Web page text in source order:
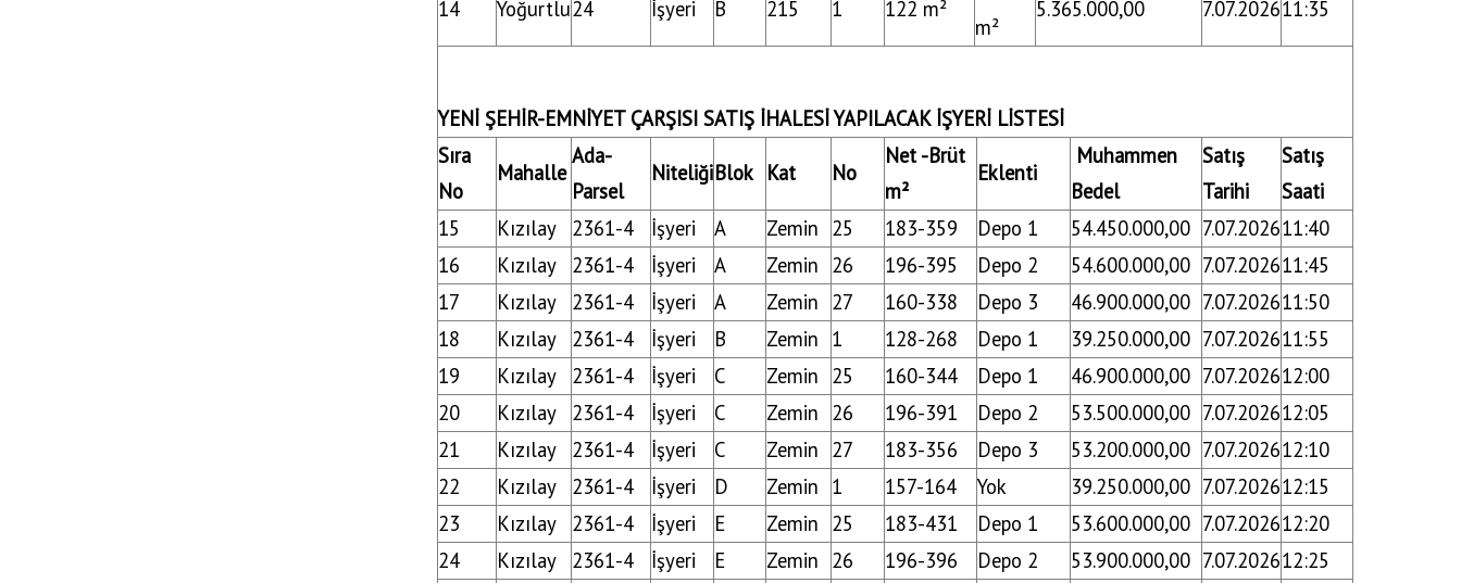
14 Yoğurtlu24 İşyeri B 215 1 122 m²
m²
5.365.000,00 7.07.202611:35
YENİ ŞEHİR-EMNİYET ÇARŞISI SATIŞ İHALESİ YAPILACAK İŞYERİ LİSTESİ
Sıra
No
Mahalle
Ada-
Parsel
NiteliğiBlok Kat No
Net -Brüt
m²
Eklenti
Muhammen
Bedel
Satış
Tarihi
Satış
Saati
15
Kızılay 2361-4 İşyeri A Zemin 25 183-359 Depo 1 54.450.000,00 7.07.202611:40
16
Kızılay 2361-4 İşyeri A Zemin 26 196-395 Depo 2 54.600.000,00 7.07.202611:45
17
Kızılay 2361-4 İşyeri A Zemin 27 160-338 Depo 3 46.900.000,00 7.07.202611:50
18
Kızılay 2361-4 İşyeri B Zemin 1 128-268 Depo 1 39.250.000,00 7.07.202611:55
19
Kızılay 2361-4 İşyeri C Zemin 25 160-344 Depo 1 46.900.000,00 7.07.202612:00
20
Kızılay 2361-4 İşyeri C Zemin 26 196-391 Depo 2 53.500.000,00 7.07.202612:05
21
Kızılay 2361-4 İşyeri C Zemin 27 183-356 Depo 3 53.200.000,00 7.07.202612:10
22
Kızılay 2361-4 İşyeri D Zemin 1 157-164 Yok 39.250.000,00 7.07.202612:15
23
Kızılay 2361-4 İşyeri E Zemin 25 183-431 Depo 1 53.600.000,00 7.07.202612:20
24
Kızılay 2361-4 İşyeri E Zemin 26 196-396 Depo 2 53.900.000,00 7.07.202612:25